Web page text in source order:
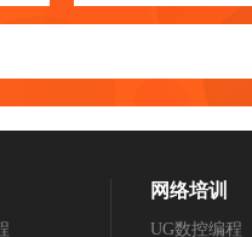
网络培训
UG数控编程